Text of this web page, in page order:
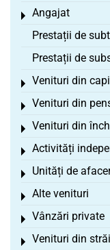
Angajat
Toggle menu
Prestații de
Prestații de
Venituri din
Toggle menu
Venituri din
Toggle menu
Venituri din
Toggle menu
Activități
Toggle menu
Unități de
Toggle menu
Alte venituri
Toggle menu
Vânzări private
Toggle menu
Venituri din
Toggle menu